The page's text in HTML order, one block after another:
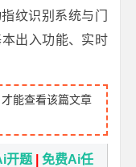
纹识别系统与门
出入功能、实时
才能查看该篇文章
开题 |免费Ai任